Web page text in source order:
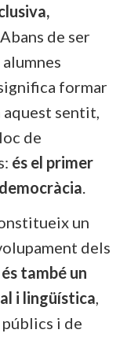
de ser
formar
aquest sentit,
de
és el primer
.
un
dels
també un
i lingüística,
i de